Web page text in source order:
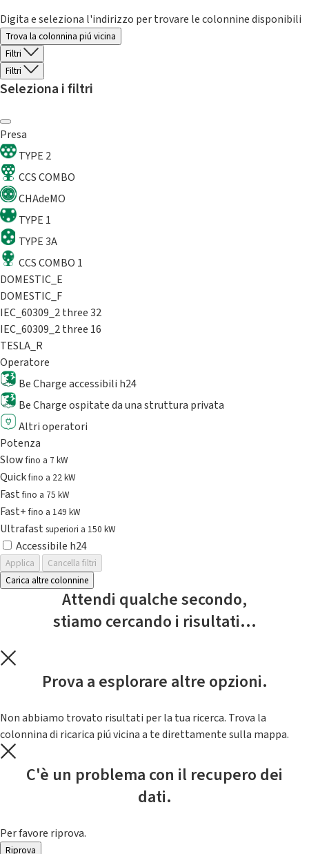
Digita e seleziona l'indirizzo per trovare le colonnine disponibili
Trova la colonnina piú vicina
Filtri
Filtri
Seleziona i filtri
Presa
TYPE 2
CCS COMBO
CHAdeMO
TYPE 1
TYPE 3A
CCS COMBO 1
DOMESTIC_E
DOMESTIC_F
IEC_60309_2 three 32
IEC_60309_2 three 16
TESLA_R
Operatore
Be Charge accessibili h24
Be Charge ospitate da una struttura privata
Altri operatori
Potenza
Slowfino a 7 kW
Quickfino a 22 kW
Fastfino a 75 kW
Fast+fino a 149 kW
Ultrafast superiori a 150 kW
Accessibile h24
Applica
Cancella filtri
Carica altre colonnine
Attendi qualche secondo,
stiamo cercando i risultati...
Prova a esplorare altre opzioni.
Non abbiamo trovato risultati per la tua ricerca. Trova la
colonnina di ricarica piú vicina a te direttamente sulla mappa.
C'è un problema con il recupero dei
dati.
Per favore riprova.
Riprova